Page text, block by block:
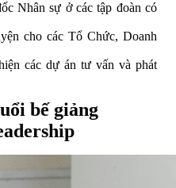
Nhân sự ở các tập đoàn có
cho các Tổ Chức, Doanh
các dự án tư vấn và phát
bế giảng